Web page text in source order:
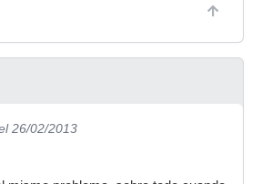
26/02/2013